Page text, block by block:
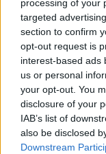
processing of your
targeted
section to confirm
opt-out request is
interest-based ads
us or personal
your opt-out. You
disclosure of your
IAB’s list of
also be disclosed
Downstream
börtönből.
keresett
ismét elfogták,
fele a szökés
arról, hogyan
kudarccal és
költészet
eljutni abba a
életben és a